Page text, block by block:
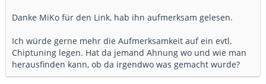
Danke MiKo für den Link, hab ihn aufmerksam gelesen.
Ich würde gerne mehr die Aufmerksamkeit auf ein evtl.
Chiptuning legen. Hat da jemand Ahnung wo und wie man
herausfinden kann, ob da irgendwo was gemacht wurde?